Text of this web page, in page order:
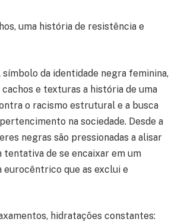
uma história de resistência e
da identidade negra feminina,
e texturas a história de uma
o racismo estrutural e a busca
na sociedade. Desde a
negras são pressionadas a alisar
tentativa de se encaixar em um
eurocêntrico que as exclui e
hidratações constantes: